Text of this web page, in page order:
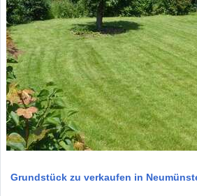
Grundstück zu verkaufen in